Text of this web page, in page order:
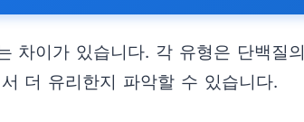
차이가 있습니다. 각 유형은 단백
더 유리한지 파악할 수 있습니다.